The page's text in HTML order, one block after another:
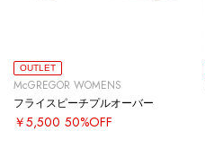
OUTLET
McGREGOR WOMENS
フライスピーチプルオーバー
￥5,500 50%OFF